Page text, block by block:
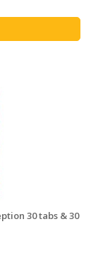
30 tabs & 30